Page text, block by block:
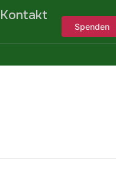
Kontakt
Spenden